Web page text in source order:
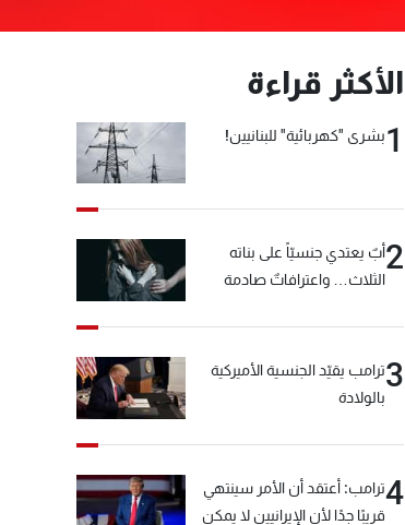
الأكثر قراءة
1بشرى "كهربائية" للبنانيين!
2أبٌ يعتدي جنسيّاً على بناته
الثلاث… واعترافاتٌ صادمة
3ترامب يقيّد الجنسية الأميركية
بالولادة
4ترامب: أعتقد أن الأمر سينتهي
قريبًا جدًا لأن الإيرانيين لا يمكن